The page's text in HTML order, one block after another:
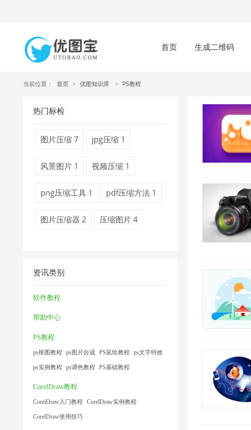
首页 生成二维码
当前位置： 首页 > 优图知识库 > PS教程
热门标检
图片压缩7 jpg压缩 1
风景图片 1 视频压缩 1
png压缩工具 1 pdf压缩方法 1
图片压缩器 2 压缩图片4
资讯类别
软件教程
帮助中心
PS教程
ps抠图教程 ps图片合成 PS鼠绘教程 ps文字特效
ps实例教程 ps调色教程 PS基础教程
CorelDraw教程
CorelDraw入门教程 CorelDraw实例教程
CorelDraw使用技巧